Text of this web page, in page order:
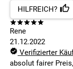
HILFREICH?
Rene
21.12.2022
Verifizierter
absolut fairer